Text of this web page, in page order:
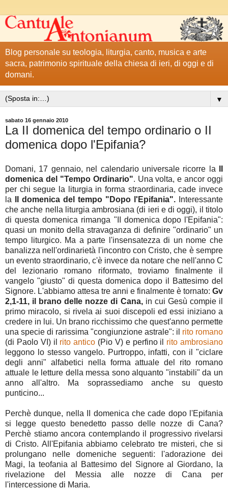
Blog personale su teologia, liturgia, canto, musica e arte
sacra, patrimonio spirituale della chiesa di ieri, di oggi e di
domani.
▼
sabato 16 gennaio 2010
La II domenica del tempo ordinario o II
domenica dopo l'Epifania?
Domani, 17 gennaio, nel calendario universale ricorre la
domenica del "Tempo Ordinario". Una volta, e ancor oggi
per chi segue la liturgia in forma straordinaria, cade invece
la
II domenica del tempo "Dopo l'Epifania". Interessante
che anche nella liturgia ambrosiana (di ieri e di oggi), il titolo
di questa domenica rimanga "II domenica dopo l'Epifania":
quasi un monito della stravaganza di definire "ordinario" un
tempo liturgico. Ma a parte l'insensatezza di un nome che
banalizza nell'ordinarietà l'incontro con Cristo, che è sempre
un evento straordinario, c'è invece da notare che nell'anno C
del lezionario romano riformato, troviamo finalmente il
vangelo "giusto" di questa domenica dopo il Battesimo del
Signore. L'abbiamo attesa tre anni e finalmente è tornato: Gv
2,1-11, il brano delle nozze di Cana,in cui Gesù compie il
primo miracolo, si rivela ai suoi discepoli ed essi iniziano a
credere in lui. Un brano ricchissimo che quest'anno permette
una specie di rarissima "congiunzione astrale": il rito romano
(di Paolo VI) il rito antico (Pio V) e perfino il rito ambrosiano
leggono lo stesso vangelo. Purtroppo, infatti, con il "ciclare
degli anni" alfabetici nella forma attuale del rito romano
attuale le letture della messa sono alquanto "instabili" da un
anno all'altro. Ma soprassediamo anche su questo
punticino...
Perchè dunque, nella II domenica che cade dopo l'Epifania
si legge questo benedetto passo delle nozze di Cana?
Perchè stiamo ancora contemplando il progressivo rivelarsi
di Cristo. All'Epifania abbiamo celebrato tre misteri, che si
prolungano nelle domeniche seguenti: l'adorazione dei
Magi, la teofania al Battesimo del Signore al Giordano, la
rivelazione del Messia alle nozze di Cana per
l'intercessione di Maria.